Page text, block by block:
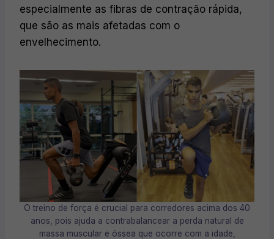
especialmente as fibras de contração rápida,
que são as mais afetadas com o
envelhecimento.
O treino de força é crucial para corredores acima dos 40
anos, pois ajuda a contrabalancear a perda natural de
massa muscular e óssea que ocorre com a idade,